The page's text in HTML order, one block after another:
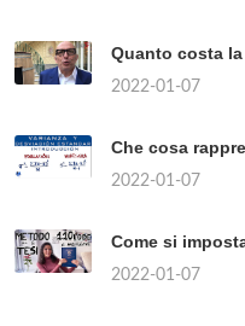
Quanto costa
2022-01-07
Che cosa
2022-01-07
Come si
2022-01-07